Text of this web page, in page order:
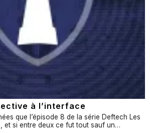
à l’interface
que l’épisode 8 de la série Deftech Les
et si entre deux ce fut tout sauf un…